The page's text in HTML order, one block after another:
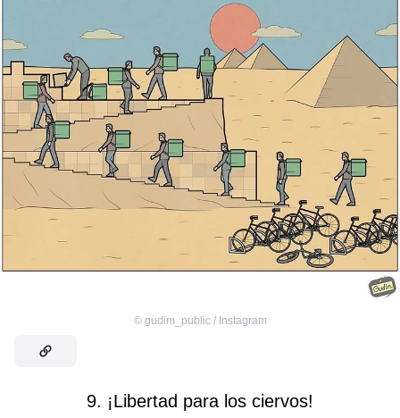
© gudim_public / Instagram
9. ¡Libertad para los ciervos!